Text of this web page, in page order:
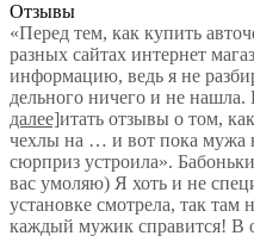
Отзывы
«Перед тем, как купить
разных сайтах интернет
информацию, ведь я не
дельного ничего и не
далее]итать отзывы о том,
чехлы на … и вот пока мужа
сюрприз устроила».
вас умоляю) Я хоть и не
установке смотрела, так
каждый мужик справится! В